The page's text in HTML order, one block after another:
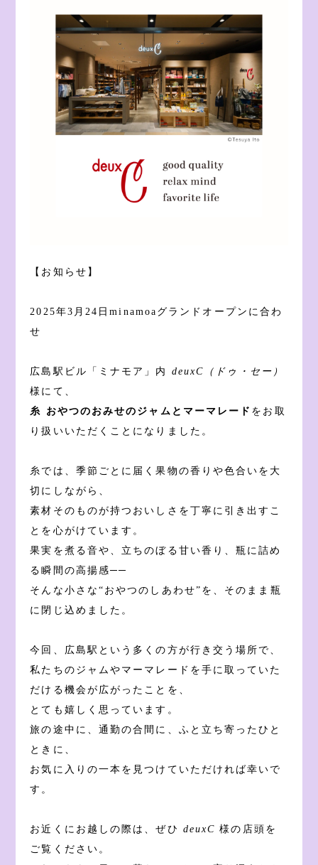
【お知らせ】
2025年3月24日minamoaグランドオープンに合わ
せ
広島駅ビル「ミナモア」内 deuxC（ドゥ・セー）
様にて、
糸 おやつのおみせのジャムとマーマレード をお取
り扱いいただくことになりました。
糸では、季節ごとに届く果物の香りや色合いを大
切にしながら、
素材そのものが持つおいしさを丁寧に引き出すこ
とを心がけています。
果実を煮る音や、立ちのぼる甘い香り、瓶に詰め
る瞬間の高揚感──
そんな小さな“おやつのしあわせ”を、そのまま瓶
に閉じ込めました。
今回、広島駅という多くの方が行き交う場所で、
私たちのジャムやマーマレードを手に取っていた
だける機会が広がったことを、
とても嬉しく思っています。
旅の途中に、通勤の合間に、ふと立ち寄ったひと
ときに、
お気に入りの一本を見つけていただければ幸いで
す。
お近くにお越しの際は、ぜひ deuxC 様の店頭を
ご覧ください。